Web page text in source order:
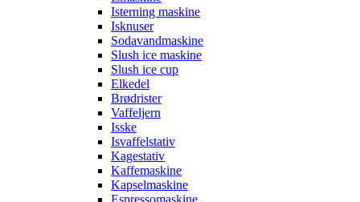
Isterning maskine
Isknuser
Sodavandmaskine
Slush ice maskine
Slush ice cup
Elkedel
Brødrister
Vaffeljern
Isske
Isvaffelstativ
Kagestativ
Kaffemaskine
Kapselmaskine
Espressomaskine